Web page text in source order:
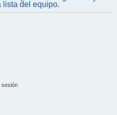
c
lista del equipo.
sesión